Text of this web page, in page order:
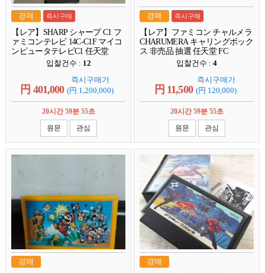
경매 즉시구매
【レア】SHARP シャープ C1 フ
ァミコンテレビ 14C-C1F マイコ
ンピュータテレビC1 任天堂
입찰건수 : 12
円 401,000
즉시구매가
(円 1,200,000)
20시간 59분 54초
원문
관심
경매 즉시구매
【レア】ファミコン チャルメラ
CHARUMERA キャリングボック
ス 非売品 抽選 任天堂 FC
입찰건수 :4
円 11,500
즉시구매가
(円 120,000)
20시간 59분 54초
원문
관심
경매
경매